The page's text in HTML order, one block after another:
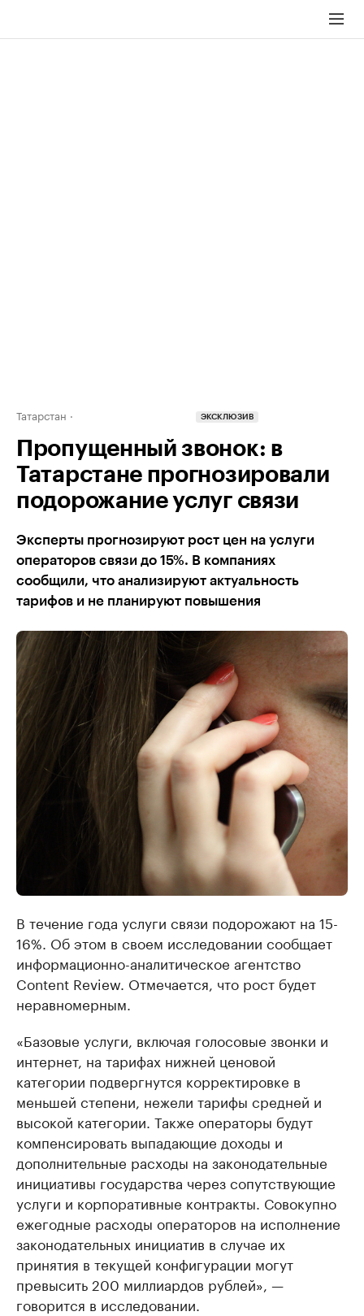
Татарстан ЭКСКЛЮЗИВ
Пропущенный звонок: в
Татарстане прогнозировали
подорожание услуг связи
Эксперты прогнозируют рост цен на услуги
операторов связи до 15%. В компаниях
сообщили, что анализируют актуальность
тарифов и не планируют повышения
В течение года услуги связи подорожают на 15-
16%. Об этом в своем исследовании сообщает
информационно-аналитическое агентство
Content Review. Отмечается, что рост будет
неравномерным.
«Базовые услуги, включая голосовые звонки и
интернет, на тарифах нижней ценовой
категории подвергнутся корректировке в
меньшей степени, нежели тарифы средней и
высокой категории. Также операторы будут
компенсировать выпадающие доходы и
дополнительные расходы на законодательные
инициативы государства через сопутствующие
услуги и корпоративные контракты. Совокупно
ежегодные расходы операторов на исполнение
законодательных инициатив в случае их
принятия в текущей конфигурации могут
превысить 200 миллиардов рублей», —
говорится в исследовании.